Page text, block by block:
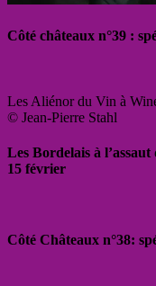
Côté châteaux n°39 :
Les Aliénor du Vin à
© Jean-Pierre Stahl
Les Bordelais à
15 février
Côté Châteaux n°38: